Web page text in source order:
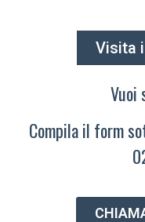
Visita
Vuoi
Compila il form